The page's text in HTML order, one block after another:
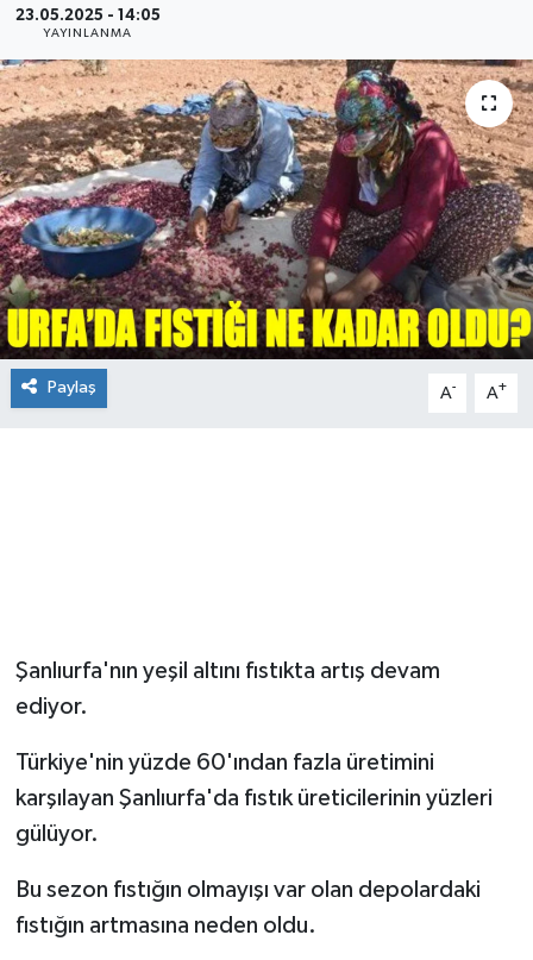
23.05.2025 - 14:05
YAYINLANMA
Paylaş A- A+
Şanlıurfa'nın yeşil altını fıstıkta artış devam
ediyor.
Türkiye'nin yüzde 60'ından fazla üretimini
karşılayan Şanlıurfa'da fıstık üreticilerinin yüzleri
gülüyor.
Bu sezon fıstığın olmayışı var olan depolardaki
fıstığın artmasına neden oldu.